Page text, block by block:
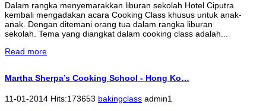
Dalam rangka menyemarakkan liburan sekolah Hotel Ciputra
kembali mengadakan acara Cooking Class khusus untuk anak-
anak. Dengan ditemani orang tua dalam rangka liburan
sekolah. Tema yang diangkat dalam cooking class adalah...
Read more
Martha Sherpa’s Cooking School - Hong Ko…
11-01-2014 Hits:173653 bakingclass admin1